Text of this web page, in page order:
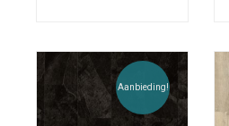
Aanbieding!